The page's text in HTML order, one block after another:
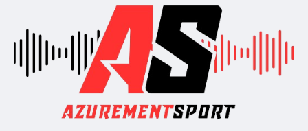
content